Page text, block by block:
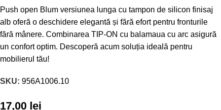
Push open Blum versiunea lunga cu tampon de silicon finisaj
alb oferă o deschidere elegantă și fără efort pentru fronturile
fără mânere. Combinarea TIP-ON cu balamaua cu arc asigură
un confort optim. Descoperă acum soluția ideală pentru
mobilierul tău!
SKU: 956A1006.10
17,00 lei